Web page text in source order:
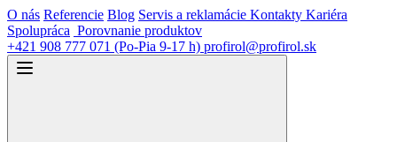
O nás Referencie Blog Servis a reklamácie Kontakty Kariéra
Spolupráca Porovnanie produktov
+421 908 777 071 (Po-Pia 9-17 h) profirol@profirol.sk